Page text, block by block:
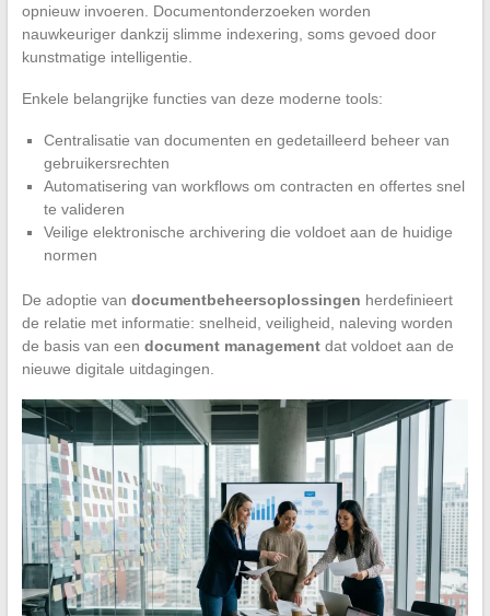
opnieuw invoeren. Documentonderzoeken worden
nauwkeuriger dankzij slimme indexering, soms gevoed door
kunstmatige intelligentie.
Enkele belangrijke functies van deze moderne tools:
Centralisatie van documenten en gedetailleerd beheer van
gebruikersrechten
Automatisering van workflows om contracten en offertes snel
te valideren
Veilige elektronische archivering die voldoet aan de huidige
normen
De adoptie van documentbeheersoplossingen herdefinieert
de relatie met informatie: snelheid, veiligheid, naleving worden
de basis van een document managementdat voldoet aan de
nieuwe digitale uitdagingen.